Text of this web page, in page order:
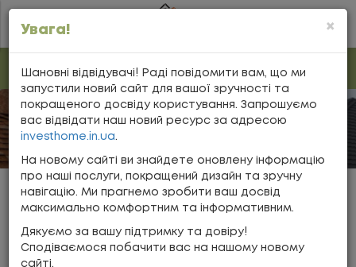
У НАС НОВИЙ САЙТ —INVESTHOME.IN.UA
×
Увага!
Шановні відвідувачі! Раді повідомити вам, що ми
запустили новий сайт для вашої зручності та
покращеного досвіду користування. Запрошуємо
вас відвідати наш новий ресурс за адресою
investhome.in.ua.
На новому сайті ви знайдете оновлену інформацію
про наші послуги, покращений дизайн та зручну
навігацію. Ми прагнемо зробити ваш досвід
максимально комфортним та інформативним.
Дякуємо за вашу підтримку та довіру!
Сподіваємося побачити вас на нашому новому
сайті.
Главная Кровля ПВХ Мембраны